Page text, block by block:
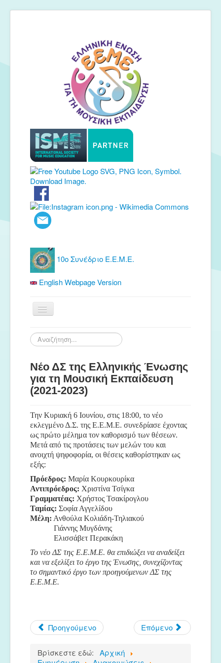
10ο Συνέδριο Ε.Ε.Μ.Ε.
English Webpage Version
Αρχική
Δωρεάν Υλικό
Εκδόσεις
Συνέδρια
Θερινή συνάντηση
Μουσικές Ομάδες
Ευτέρπη
Musapps
Αναζήτηση...
Νέο ΔΣ της Ελληνικής Ένωσης
για τη Μουσική Εκπαίδευση
(2021-2023)
Την Κυριακή 6 Ιουνίου, στις 18:00, το νέο
εκλεγμένο Δ.Σ. της Ε.Ε.Μ.Ε. συνεδρίασε έχοντας
ως πρώτο μέλημα τον καθορισμό των θέσεων.
Μετά από τις προτάσεις των μελών του και
ανοιχτή ψηφοφορία, οι θέσεις καθορίστηκαν ως
εξής:
Πρόεδρος: Μαρία Κουρκουρίκα
Αντιπρόεδρος: Χριστίνα Τσίγκα
Γραμματέας: Χρήστος Τσακίρογλου
Ταμίας: Σοφία Αγγελίδου
Μέλη: Ανθούλα Κολιάδη-Τηλιακού
Γιάννης Μυγδάνης
Ελισσάβετ Περακάκη
Το νέο ΔΣ της Ε.Ε.Μ.Ε. θα επιδιώξει να αναδείξει
και να εξελίξει το έργο της Ένωσης, συνεχίζοντας
το σημαντικό έργο των προηγούμενων ΔΣ της
Ε.Ε.Μ.Ε.
Προηγούμενο Επόμενο
Βρίσκεστε εδώ:
Αρχική